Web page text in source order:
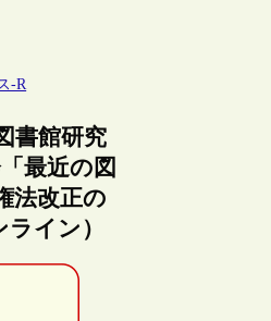
-R
書館研究
最近の図
法改正の
イン）